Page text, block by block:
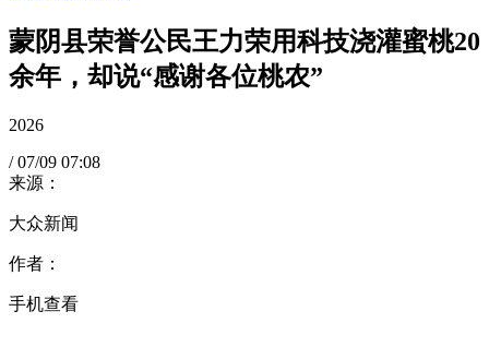
蒙阴县荣誉公民王力荣用科技浇灌蜜桃20
余年，却说“感谢各位桃农”
2026
/ 07/09 07:08
来源：
大众新闻
作者：
手机查看